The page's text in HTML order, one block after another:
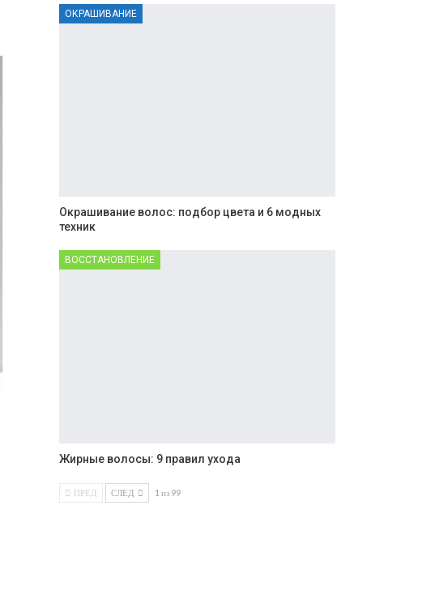
ОКРАШИВАНИЕ
Окрашивание волос: подбор цвета и 6 модных
техник
ВОССТАНОВЛЕНИЕ
Жирные волосы: 9 правил ухода
ПРЕД СЛЕД 1 из 99